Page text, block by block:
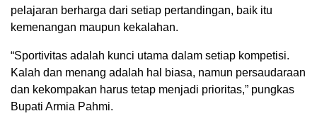
pelajaran berharga dari setiap pertandingan, baik itu
kemenangan maupun kekalahan.
“Sportivitas adalah kunci utama dalam setiap kompetisi.
Kalah dan menang adalah hal biasa, namun persaudaraan
dan kekompakan harus tetap menjadi prioritas,” pungkas
Bupati Armia Pahmi.